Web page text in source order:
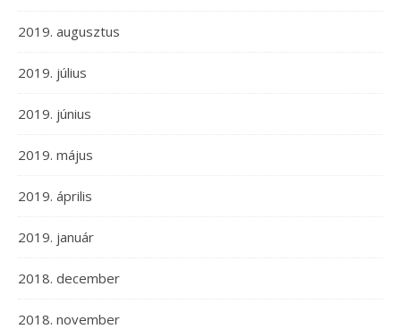
2019. augusztus
2019. július
2019. június
2019. május
2019. április
2019. január
2018. december
2018. november